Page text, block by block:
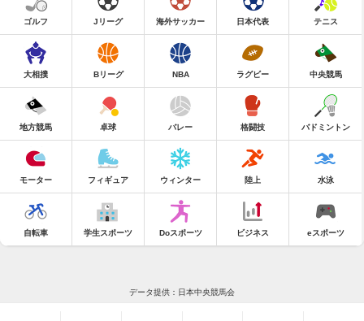
ゴルフ Jリーグ 海外サッカー 日本代表 テニス
大相撲 Bリーグ NBA ラグビー 中央競馬
地方競馬 卓球 バレー 格闘技 バドミントン
モーター フィギュア ウィンター 陸上 水泳
自転車 学生スポーツ Doスポーツ ビジネス eスポーツ
データ提供：日本中央競馬会